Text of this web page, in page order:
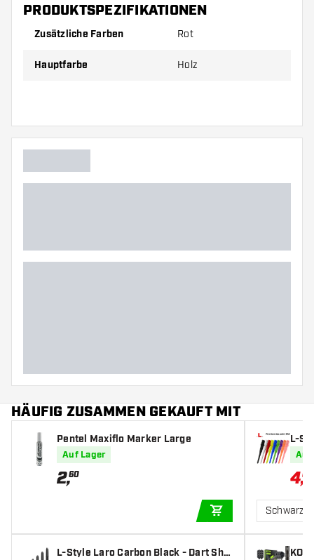
PRODUKTSPEZIFIKATIONEN
Zusätzliche Farben Rot
Hauptfarbe Holz
HÄUFIG ZUSAMMEN GEKAUFT MIT
Pentel Maxiflo Marker Large
Auf Lager
2,60
IN DEN
L-Style Laro Carbon Black - Dart Sha
L-
Auf
4,04
Schwarz